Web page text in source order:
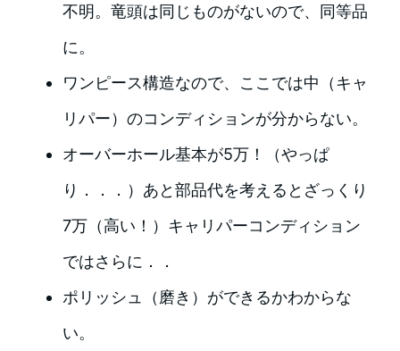
不明。竜頭は同じものがないので、同等品
に。
ワンピース構造なので、ここでは中（キャ
リパー）のコンディションが分からない。
オーバーホール基本が5万！（やっぱ
り．．．）あと部品代を考えるとざっくり
7万（高い！）キャリパーコンディション
ではさらに．．
ポリッシュ（磨き）ができるかわからな
い。